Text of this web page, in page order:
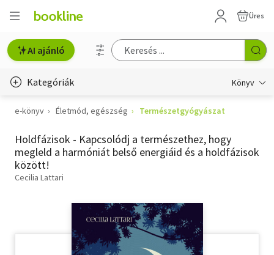
Üres
AI ajánló
Kategóriák Könyv
Életmód, egészség
Erotika
Gyermek- és ifjúsági
e-könyv Életmód, egészség Természetgyógyászat
Holdfázisok - Kapcsolódj a természethez, hogy
megleld a harmóniát belső energiáid és a holdfázisok
között!
Cecilia Lattari